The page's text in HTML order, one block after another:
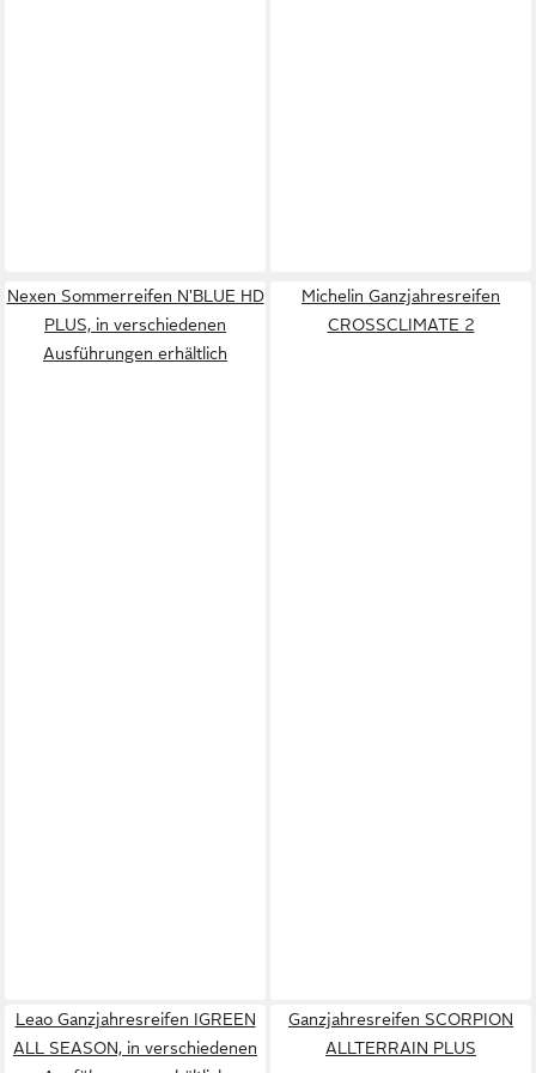
Nexen Sommerreifen N'BLUE HD
PLUS, in verschiedenen
Ausführungen erhältlich
Michelin Ganzjahresreifen
CROSSCLIMATE 2
Leao Ganzjahresreifen IGREEN
ALL SEASON, in verschiedenen
Ganzjahresreifen SCORPION
ALLTERRAIN PLUS